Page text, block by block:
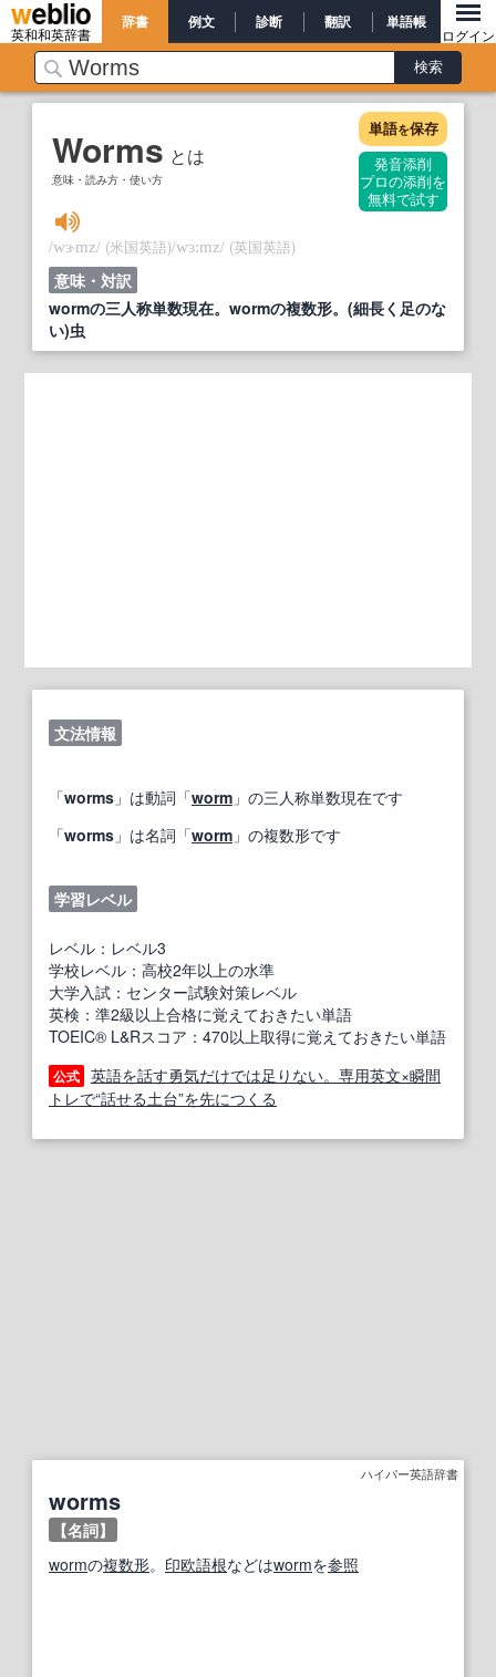
英和和英辞書
辞書 例文 診断 翻訳 単語帳
ログイン
Worms とは
意味・読み方・使い方
単語を保存
発音添削
プロの添削を
無料で試す
/wɝmz/ (米国英語)/wɜ:mz/ (英国英語)
意味・対訳
wormの三人称単数現在。wormの複数形。(細長く足のな
い)虫
文法情報
「worms 」は動詞「worm 」の三人称単数現在です
「worms 」は名詞「worm 」の複数形です
学習レベル
レベル：レベル3
学校レベル：高校2年以上の水準
大学入試：センター試験対策レベル
英検：準2級以上合格に覚えておきたい単語
TOEIC® L&Rスコア：470以上取得に覚えておきたい単語
公式 英語を話す勇気だけでは足りない。専用英文×瞬間
トレで“話せる土台”を先につくる
ハイパー英語辞書
worms
【名詞】
wormの複数形。 印欧語根などはwormを参照